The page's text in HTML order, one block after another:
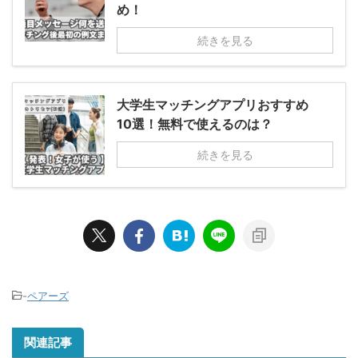
め！
続きを見る
大学生マッチングアプリおすすめ
10選！無料で使えるのは？
続きを見る
-ペアーズ
関連記事